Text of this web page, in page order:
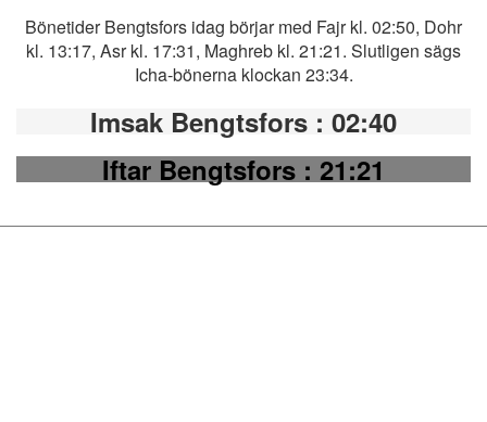
Bönetider Bengtsfors idag börjar med Fajr kl. 02:50, Dohr
kl. 13:17, Asr kl. 17:31, Maghreb kl. 21:21. Slutligen sägs
Icha-bönerna klockan 23:34.
Imsak Bengtsfors : 02:40
Iftar Bengtsfors: 21:21